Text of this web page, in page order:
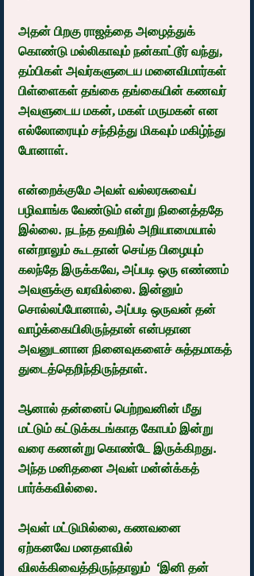
அதன் பிறகு ராஜத்தை அழைத்துக்
கொண்டு மல்லிகாவும் நன்காட்டூர் வந்து,
தம்பிகள் அவர்களுடைய மனைவிமார்கள்
பிள்ளைகள் தங்கை தங்கையின் கணவர்
அவளுடைய மகன், மகள் மருமகன் என
எல்லோரையும் சந்தித்து மிகவும் மகிழ்ந்து
போனாள்.
என்றைக்குமே அவள் வல்லரசுவைப்
பழிவாங்க வேண்டும் என்று நினைத்ததே
இல்லை. நடந்த தவறில் அறியாமையால்
என்றாலும் கூடதான் செய்த பிழையும்
கலந்தே இருக்கவே, அப்படி ஒரு எண்ணம்
அவளுக்கு வரவில்லை. இன்னும்
சொல்லப்போனால், அப்படி ஒருவன் தன்
வாழ்க்கையிலிருந்தான் என்பதான
அவனுடனான நினைவுகளைச் சுத்தமாகத்
துடைத்தெறிந்திருந்தாள்.
ஆனால் தன்னைப் பெற்றவனின் மீது
மட்டும் கட்டுக்கடங்காத கோபம் இன்று
வரை கணன்று கொண்டே இருக்கிறது.
அந்த மனிதனை அவள் மன்ன்க்கத்
பார்க்கவில்லை.
அவள் மட்டுமில்லை, கணவனை
ஏற்கனவே மனதளவில்
விலக்கிவைத்திருந்தாலும்  ‘இனி தன்